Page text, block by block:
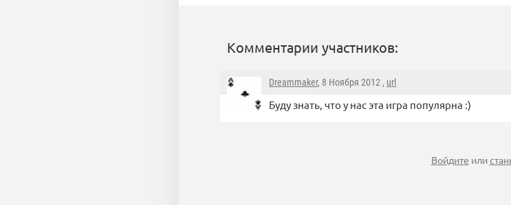
Комментарии участников:
Dreammaker, 8 Ноября 2012 , url
Буду знать, что у нас эта игра популярна :)
Войдите или